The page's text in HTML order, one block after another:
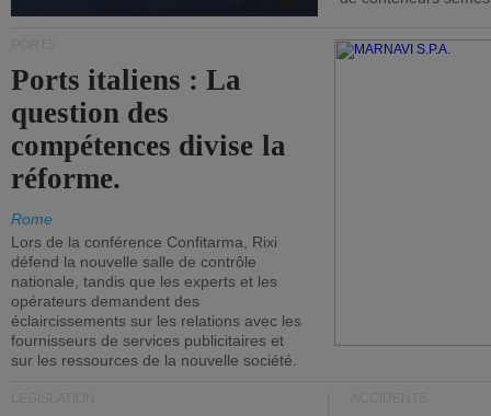
Ports italiens : La
question des
compétences divise la
réforme.
Rome
Lors de la conférence Confitarma, Rixi
défend la nouvelle salle de contrôle
nationale, tandis que les experts et les
opérateurs demandent des
éclaircissements sur les relations avec les
fournisseurs de services publicitaires et
sur les ressources de la nouvelle société.